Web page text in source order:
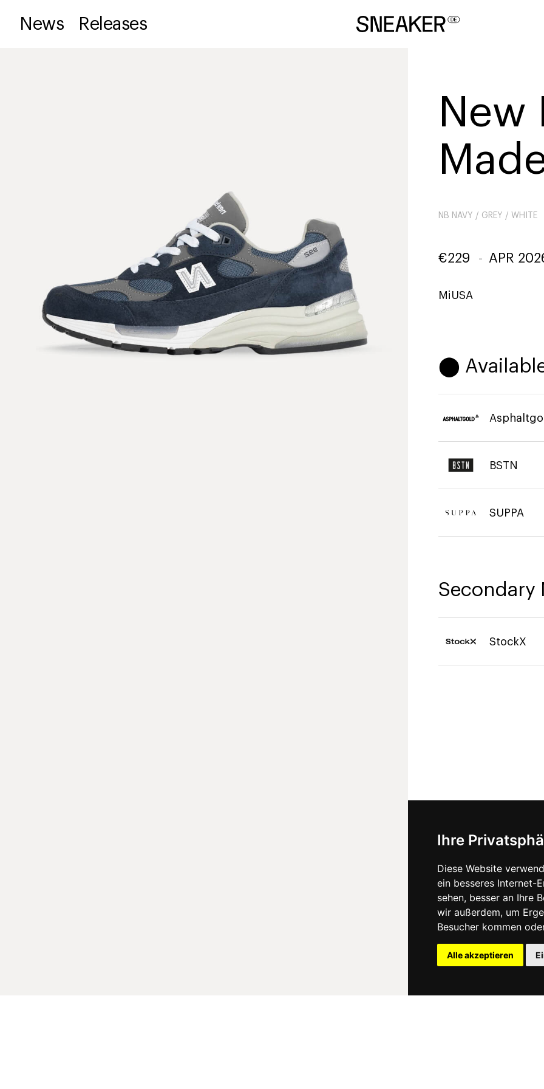
Ihre
Diese Website
ein besseres Internet-
sehen, besser an Ihre
wir außerdem, um
Besucher kommen
Alle akzeptieren
News Releases
New
NB NAVY / GREY / WHITE
€229 - APR
MiUSA
⬤
BSTN
SUPPA
Secondary
StockX